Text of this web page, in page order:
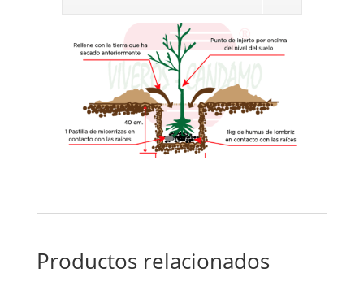
Productos relacionados